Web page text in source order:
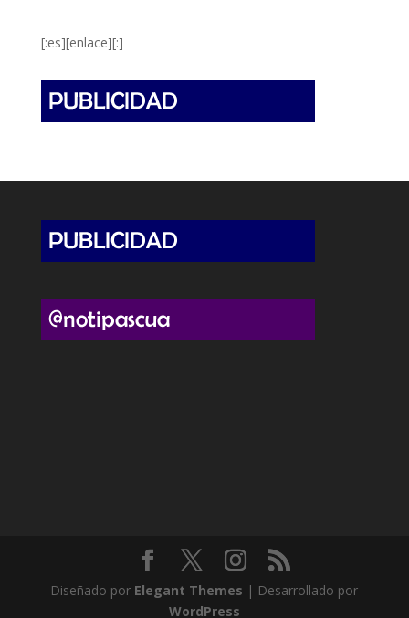
[:es][enlace][:]
Diseñado por Elegant Themes | Desarrollado por
WordPress